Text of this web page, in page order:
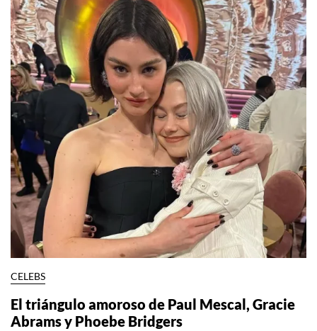
CELEBS
El triángulo amoroso de Paul Mescal, Gracie
Abrams y Phoebe Bridgers